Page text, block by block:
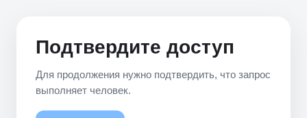
Подтвердите доступ
Для продолжения нужно подтвердить, что запрос
выполняет человек.